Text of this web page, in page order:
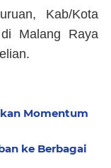
Kab/Kota
Malang Raya
Momentum
ke Berbagai